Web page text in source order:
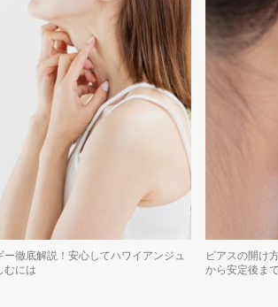
ー徹底解説！安心してハワイアンジュ
むには
ピアスの開け
から安定後ま